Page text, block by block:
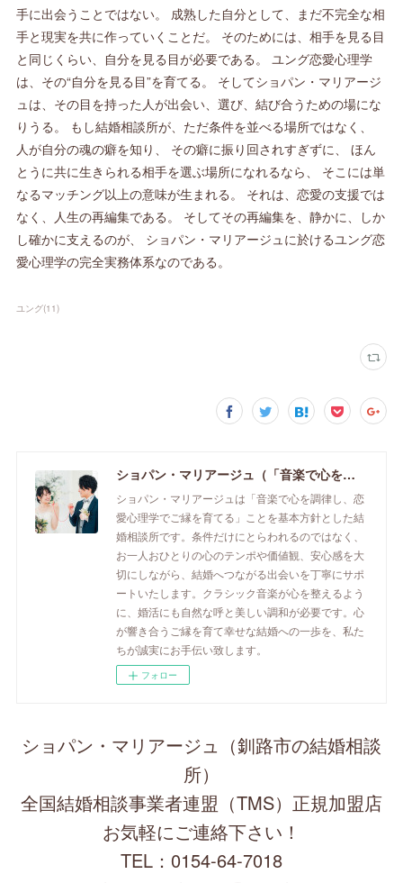
ユング(11)
ショパン・マリアージュ（「音楽で心を調律し恋愛心理学でご縁を育てる」釧路市の結婚相談所）/ 全国結婚相談事業者連盟正規加盟店 / cherry-piano.com
ショパン・マリアージュは「音楽で心を調律し、恋
愛心理学でご縁を育てる」ことを基本方針とした結
婚相談所です。条件だけにとらわれるのではなく、
お一人おひとりの心のテンポや価値観、安心感を大
切にしながら、結婚へつながる出会いを丁寧にサポ
ートいたします。クラシック音楽が心を整えるよう
に、婚活にも自然な呼と美しい調和が必要です。心
が響き合うご縁を育て幸せな結婚への一歩を、私た
ちが誠実にお手伝い致します。
フォロー
ショパン・マリアージュ（釧路市の結婚相談
所）
全国結婚相談事業者連盟（TMS）正規加盟店
お気軽にご連絡下さい！
TEL：0154-64-7018